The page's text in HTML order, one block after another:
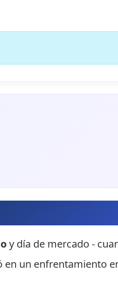
y día de mercado -
en un enfrentamiento